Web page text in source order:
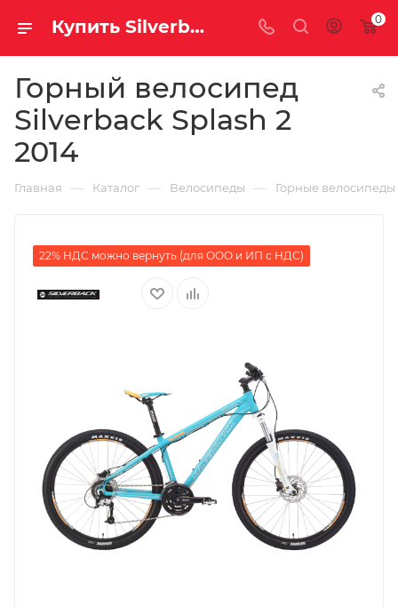
Купить Silverback Splash 2 2014 за рублей, а со скидкой 0
Горный велосипед
Silverback Splash 2
2014
Главная — Каталог — Велосипеды — Горные велосипеды
22% НДС можно вернуть (для ООО и ИП с НДС)